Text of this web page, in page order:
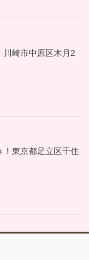
川崎市中原区木月2
！東京都足立区千住